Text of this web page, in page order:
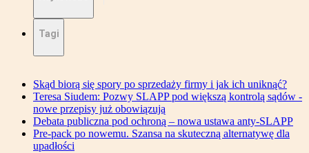
Tagi
Skąd biorą się spory po sprzedaży firmy i jak ich uniknąć?
Teresa Siudem: Pozwy SLAPP pod większą kontrolą sądów -
nowe przepisy już obowiązują
Debata publiczna pod ochroną – nowa ustawa anty-SLAPP
Pre-pack po nowemu. Szansa na skuteczną alternatywę dla
upadłości